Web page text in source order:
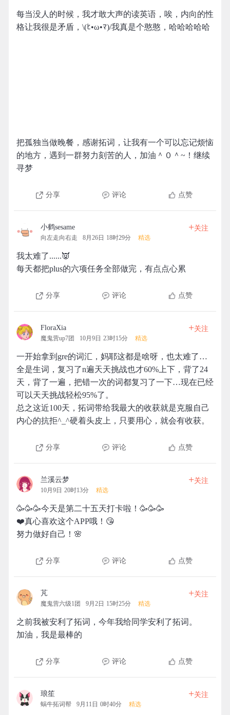
每当没人的时候，我才敢大声的读英语，唉，内向的性
格让我很是矛盾，\(ﾋ•ω•ﾏ)/我真是个憨憨，哈哈哈哈哈
把孤独当做晚餐，感谢拓词，让我有一个可以忘记烦恼
的地方，遇到一群努力刻苦的人，加油＾０＾~！继续
寻梦
分享 评论 点赞
小鹤sesame
向左走向右走 8月26日 18时29分 精选
+关注
我太难了......👿
每天都把plus的六项任务全部做完，有点点心累
分享 评论 点赞
FloraXia
魔鬼营up7团 10月9日 23时15分 精选
+关注
一开始拿到gre的词汇，妈耶这都是啥呀，也太难了…
全是生词，复习了n遍天天挑战也才60%上下，背了24
天，背了一遍，把错一次的词都复习了一下…现在已经
可以天天挑战轻松95%了。
总之这近100天，拓词带给我最大的收获就是克服自己
内心的抗拒^_^硬着头皮上，只要用心，就会有收获。
分享 评论 点赞
兰溪云梦
10月9日 20时13分 精选
+关注
🥳🥳🥳今天是第二十五天打卡啦！🥳🥳🥳
❤️真心喜欢这个APP哦！😘
努力做好自己！🌸
分享 评论 点赞
芃
魔鬼营六级1团 9月2日 15时25分 精选
+关注
之前我被安利了拓词，今年我给同学安利了拓词。
加油，我是最棒的
分享 评论 点赞
琅笙
蜗牛拓词帮 9月11日 0时40分 精选
+关注